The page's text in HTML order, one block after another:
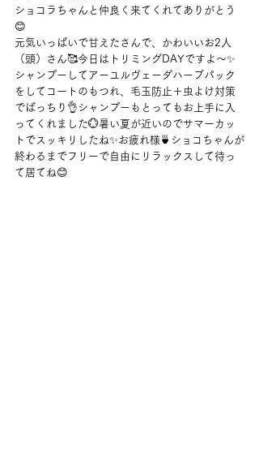
ショコラちゃんと仲良く来てくれてありがとう
😊
元気いっぱいで甘えたさんで、かわいいお2人
（頭）さん🥰今日はトリミングDAYですよ～✨
シャンプーしてアーユルヴェーダハーブパック
をしてコートのもつれ、毛玉防止＋虫よけ対策
でばっちり👌シャンプーもとってもお上手に入
ってくれました💮暑い夏が近いのでサマーカッ
トでスッキリしたね✨お疲れ様🍵ショコちゃんが
終わるまでフリーで自由にリラックスして待っ
て居てね😊